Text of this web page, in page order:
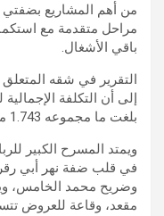
من أهم المشاريع بضفتي
مراحل متقدمة مع
باقي الأشغال.
التقرير في شقه المتعلق
إلى أن التكلفة
بلغت ما مجموعه 1.743 مليون درهم، دون احتساب الرسوم.
في قلب ضفة نهر أبي
مقعد، وقاعة للعروض تتسع لـ